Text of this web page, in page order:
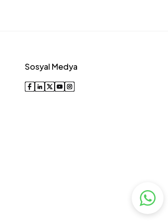
Sosyal Medya